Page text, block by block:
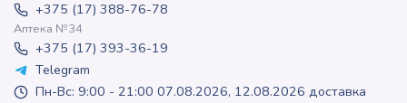
+375 (17) 388-76-78
Аптека №34
+375 (17) 393-36-19
Telegram
Пн-Вс: 9:00 - 21:00 07.08.2026, 12.08.2026 доставка